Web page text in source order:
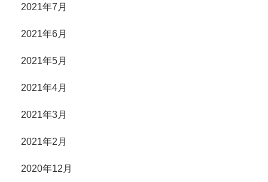
2021年7月
2021年6月
2021年5月
2021年4月
2021年3月
2021年2月
2020年12月